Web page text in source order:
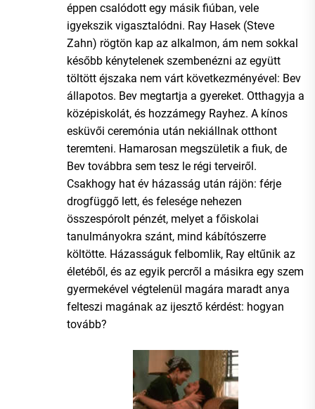
éppen csalódott egy másik fiúban, vele
igyekszik vigasztalódni. Ray Hasek (Steve
Zahn) rögtön kap az alkalmon, ám nem sokkal
később kénytelenek szembenézni az együtt
töltött éjszaka nem várt következményével: Bev
állapotos. Bev megtartja a gyereket. Otthagyja a
középiskolát, és hozzámegy Rayhez. A kínos
esküvői ceremónia után nekiállnak otthont
teremteni. Hamarosan megszületik a fiuk, de
Bev továbbra sem tesz le régi terveiről.
Csakhogy hat év házasság után rájön: férje
drogfüggő lett, és felesége nehezen
összespórolt pénzét, melyet a főiskolai
tanulmányokra szánt, mind kábítószerre
költötte. Házasságuk felbomlik, Ray eltűnik az
életéből, és az egyik percről a másikra egy szem
gyermekével végtelenül magára maradt anya
felteszi magának az ijesztő kérdést: hogyan
tovább?